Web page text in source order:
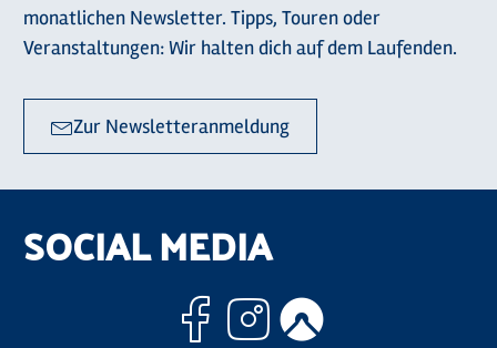
monatlichen Newsletter. Tipps, Touren oder
Veranstaltungen: Wir halten dich auf dem Laufenden.
Zur Newsletteranmeldung
SOCIAL MEDIA
Facebook
Instagram